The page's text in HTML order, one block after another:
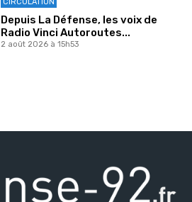
Depuis La Défense, les voix de
Radio Vinci Autoroutes...
2 août 2026 à 15h53